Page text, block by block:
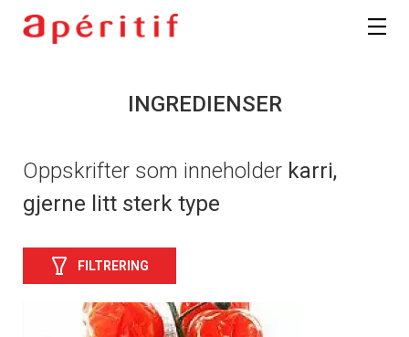
INGREDIENSER
Oppskrifter som inneholder karri,
gjerne litt sterk type
FILTRERING